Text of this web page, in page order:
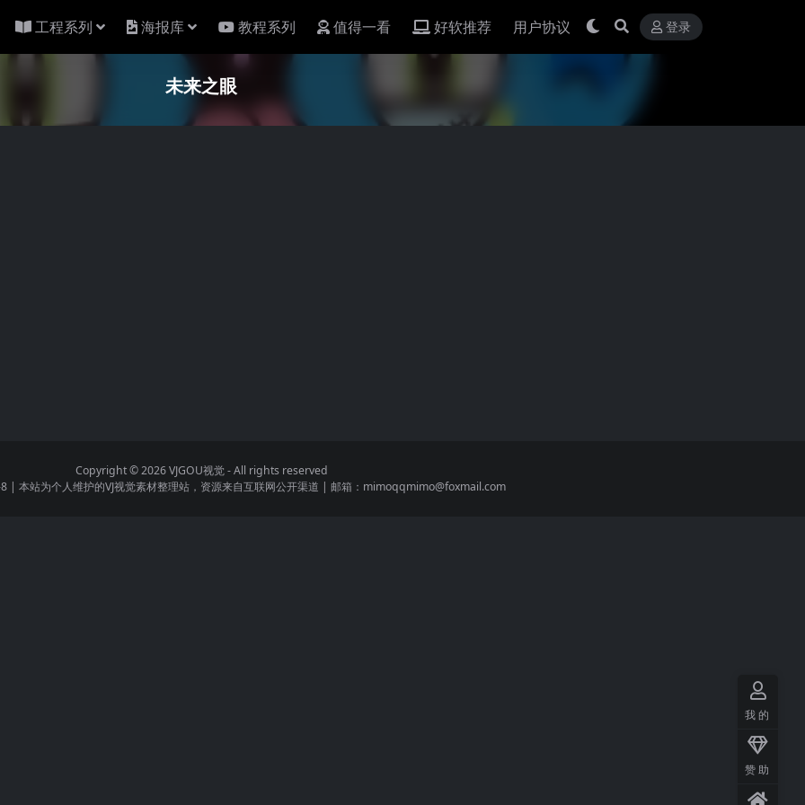
工程系列 海报库 教程系列 值得一看 好软推荐 用户协议 登录
未来之眼
Copyright © 2026VJGOU视觉- All rights reserved
| 本站为个人维护的VJ视觉素材整理站，资源来自互联网公开渠道 | 邮箱：mimoqqmimo@foxmail.com
我的
赞助